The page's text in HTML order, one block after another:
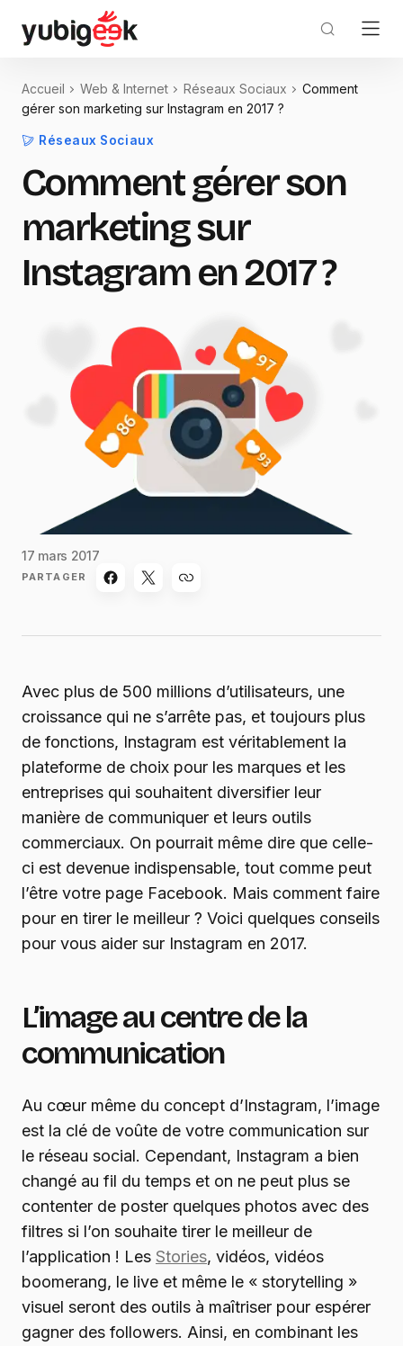
Accueil Web & Internet Réseaux Sociaux
Comment
gérer son marketing sur Instagram en 2017 ?
Réseaux Sociaux
Comment gérer son
marketing sur
Instagram en 2017 ?
17 mars 2017
PARTAGER
Avec plus de 500 millions d’utilisateurs, une
croissance qui ne s’arrête pas, et toujours plus
de fonctions, Instagram est véritablement la
plateforme de choix pour les marques et les
entreprises qui souhaitent diversifier leur
manière de communiquer et leurs outils
commerciaux. On pourrait même dire que celle-
ci est devenue indispensable, tout comme peut
l’être votre page Facebook. Mais comment faire
pour en tirer le meilleur ? Voici quelques conseils
pour vous aider sur Instagram en 2017.
L’image au centre de la
communication
Au cœur même du concept d’Instagram, l’image
est la clé de voûte de votre communication sur
le réseau social. Cependant, Instagram a bien
changé au fil du temps et on ne peut plus se
contenter de poster quelques photos avec des
filtres si l’on souhaite tirer le meilleur de
l’application ! Les Stories, vidéos, vidéos
boomerang, le live et même le « storytelling »
visuel seront des outils à maîtriser pour espérer
gagner des followers. Ainsi, en combinant les